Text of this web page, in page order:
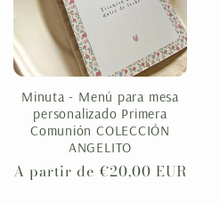
Minuta - Menú para mesa
personalizado Primera
Comunión COLECCIÓN
ANGELITO
Precio
A partir de €20,00 EUR